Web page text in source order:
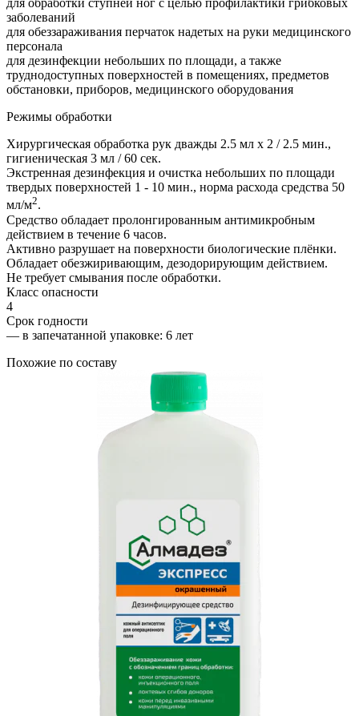
для обработки ступней ног с целью профилактики грибковых
заболеваний
для обеззараживания перчаток надетых на руки медицинского
персонала
для дезинфекции небольших по площади, а также
труднодоступных поверхностей в помещениях, предметов
обстановки, приборов, медицинского оборудования
Режимы обработки
Хирургическая обработка рук дважды 2.5 мл х 2 / 2.5 мин.,
гигиеническая 3 мл / 60 сек.
Экстренная дезинфекция и очистка небольших по площади
твердых поверхностей 1 - 10 мин., норма расхода средства 50
мл/м2.
Средство обладает пролонгированным антимикробным
действием в течение 6 часов.
Активно разрушает на поверхности биологические плёнки.
Обладает обезжиривающим, дезодорирующим действием.
Не требует смывания после обработки.
Класс опасности
4
Срок годности
— в запечатанной упаковке: 6 лет
Похожие по составу